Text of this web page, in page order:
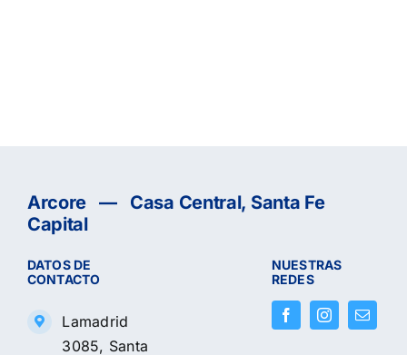
Arcore — Casa Central, Santa Fe
Capital
DATOS DE
CONTACTO
Lamadrid
3085, Santa
NUESTRAS
REDES